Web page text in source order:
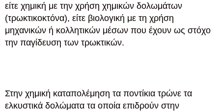
είτε χημική με την χρήση χημικών δολωμάτων
(τρωκτικοκτόνα), είτε βιολογική με τη χρήση
μηχανικών ή κολλητικών μέσων που έχουν ως στόχο
την παγίδευση των τρωκτικών.
Στην χημική καταπολέμηση τα ποντίκια τρώνε τα
ελκυστικά δολώματα τα οποία επιδρούν στην